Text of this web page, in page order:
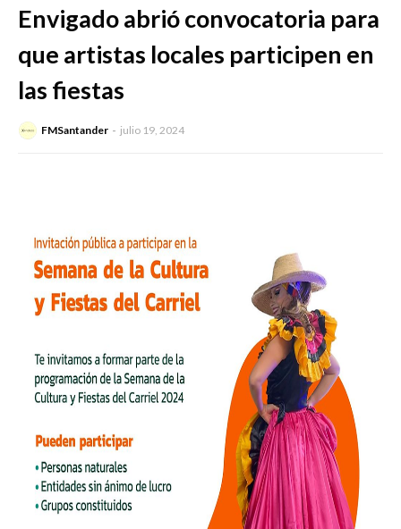
Envigado abrió convocatoria para
que artistas locales participen en
las fiestas
FMSantander julio 19, 2024